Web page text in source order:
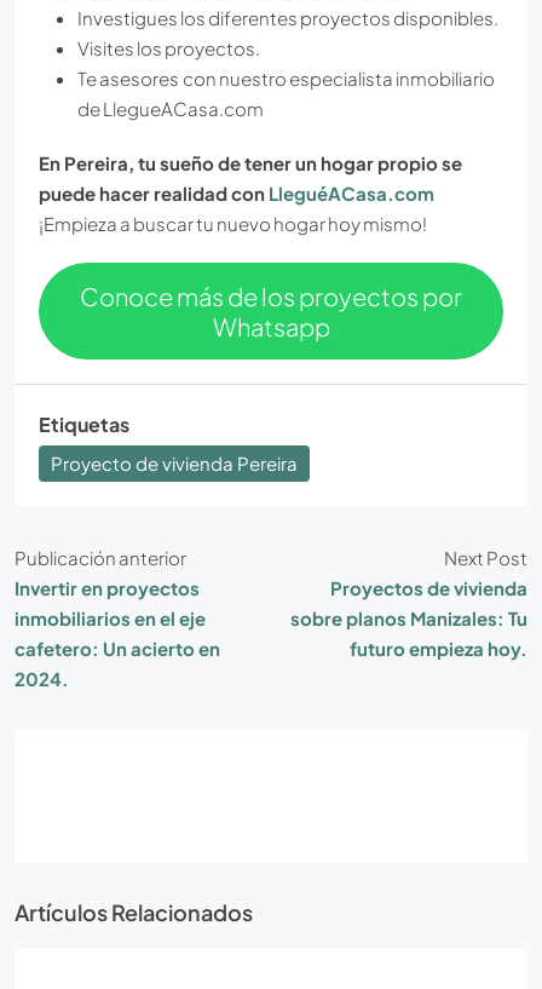
Investigues los diferentes proyectos disponibles.
Visites los proyectos.
Te asesores con nuestro especialista inmobiliario
de LlegueACasa.com
En Pereira, tu sueño de tener un hogar propio se
puede hacer realidad con LleguéACasa.com
¡Empieza a buscar tu nuevo hogar hoy mismo!
Conoce más de los proyectos por
Whatsapp
Etiquetas
Proyecto de vivienda Pereira
Publicación anterior
Invertir en proyectos
inmobiliarios en el eje
cafetero: Un acierto en
2024.
Next Post
Proyectos de vivienda
sobre planos Manizales: Tu
futuro empieza hoy.
Artículos Relacionados